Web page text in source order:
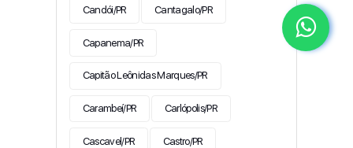
Candói/PR Cantagalo/PR
Capanema/PR
Capitão Leônidas Marques/PR
Carambeí/PR Carlópolis/PR
Cascavel/PR Castro/PR